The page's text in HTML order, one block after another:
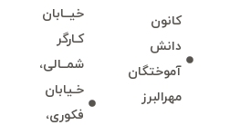
كانون
دانش
آموختگان
مهرالبرز
خيــابان
كـارگر
شمــالی،
خـيابان
فكوری،